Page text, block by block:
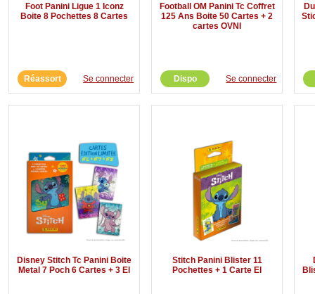
Foot Panini Ligue 1 Iconz
Boite 8 Pochettes 8 Cartes
Réassort Se connecter
Football OM Panini Tc Coffret
125 Ans Boite 50 Cartes + 2
cartes OVNI
Dispo Se connecter
Disney Stitch Tc Panini Boite
Metal 7 Poch 6 Cartes + 3 El
Stitch Panini Blister 11
Pochettes + 1 Carte El